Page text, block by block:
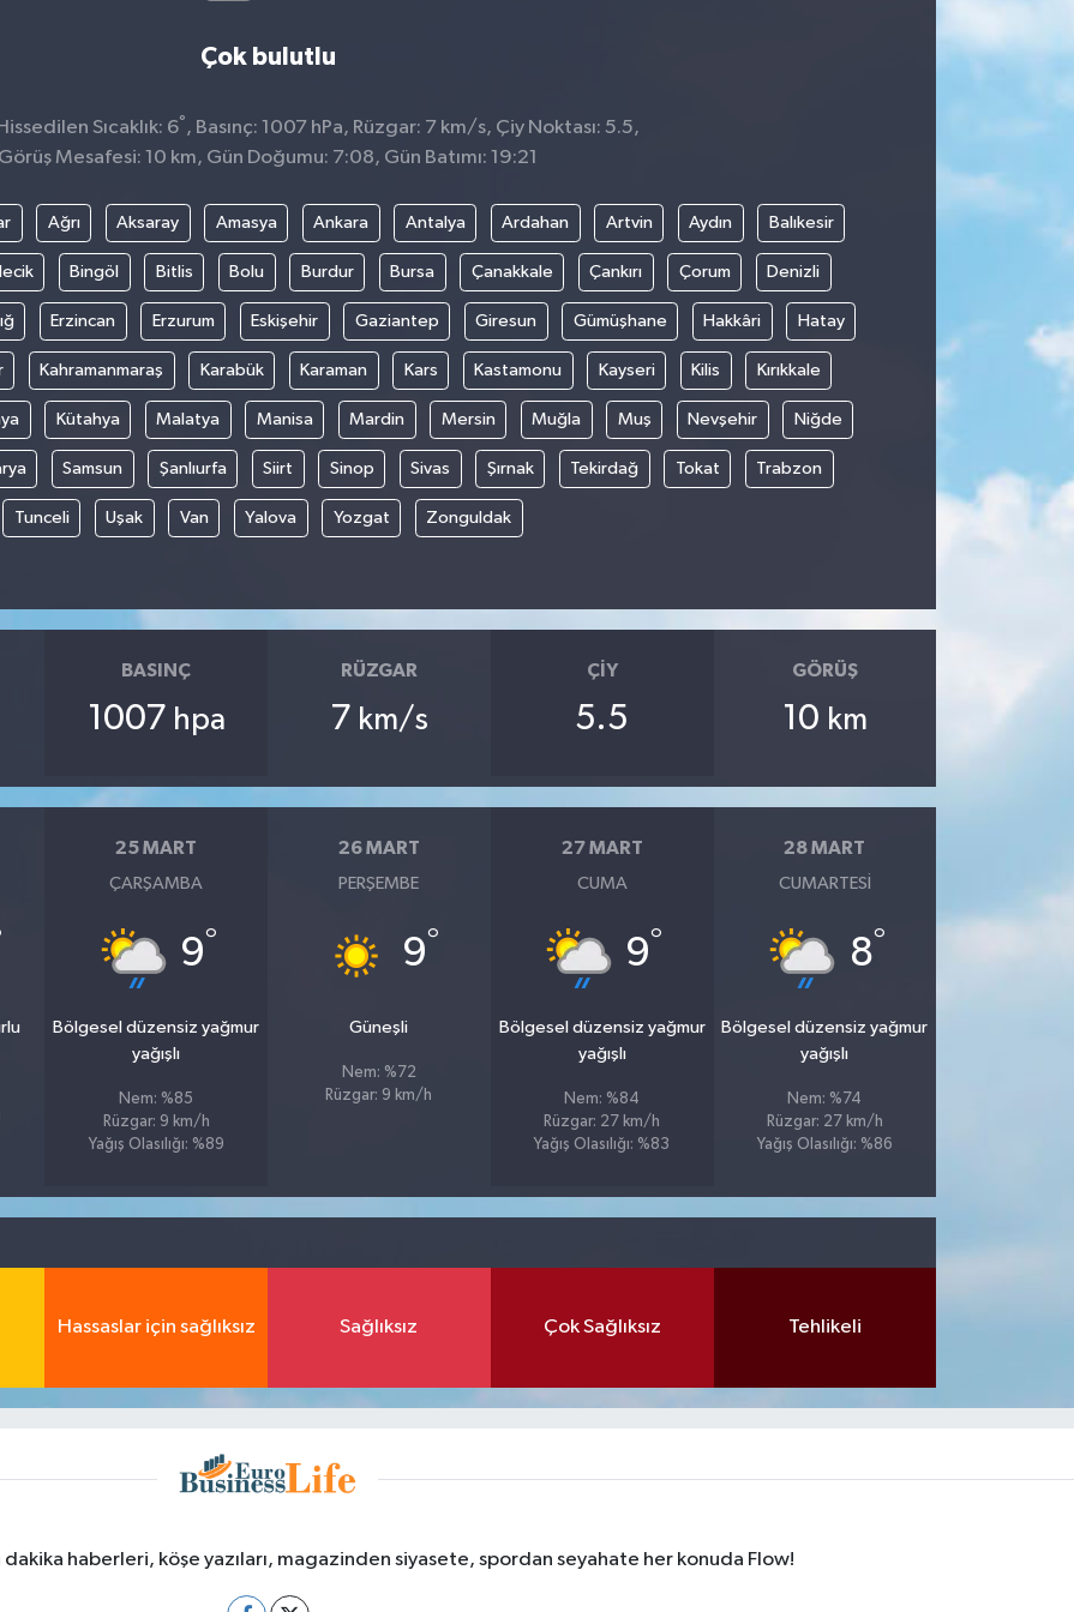
Çok bulutlu
Sıcaklık: 6° , Basınç: 1007 hPa, Rüzgar: 7 km/s, Çiy Noktası: 5.5,
Görüş Mesafesi: 10 km, Gün Doğumu: 7:08, Gün Batımı: 19:21
Ağrı Aksaray Amasya Ankara Antalya Ardahan Artvin Aydın Balıkesir
Bingöl Bitlis Bolu Burdur Bursa Çanakkale Çankırı Çorum Denizli
Erzincan Erzurum Eskişehir Gaziantep Giresun Gümüşhane Hakkâri Hatay
Kahramanmaraş Karabük Karaman Kars Kastamonu Kayseri Kilis Kırıkkale
Kütahya Malatya Manisa Mardin Mersin Muğla Muş Nevşehir Niğde
Samsun Şanlıurfa Siirt Sinop Sivas Şırnak Tekirdağ Tokat Trabzon
Tunceli Uşak Van Yalova Yozgat Zonguldak
BASINÇ
1007 hpa
RÜZGAR
7 km/s
ÇIY
5.5
GÖRÜŞ
10 km
25 MART
ÇARŞAMBA
9°
Bölgesel düzensiz yağmur
yağışlı
Nem: %85
Rüzgar: 9 km/h
Yağış Olasılığı: %89
26 MART
PERŞEMBE
9°
Güneşli
Nem: %72
Rüzgar: 9 km/h
27 MART
CUMA
9°
Bölgesel düzensiz yağmur
yağışlı
Nem: %84
Rüzgar: 27 km/h
Yağış Olasılığı: %83
28 MART
CUMARTESI
8°
Bölgesel düzensiz yağmur
yağışlı
Nem: %74
Rüzgar: 27 km/h
Yağış Olasılığı: %86
Hassaslar için sağlıksız Sağlıksız Çok Sağlıksız Tehlikeli
haberleri, köşe yazıları, magazinden siyasete, spordan seyahate her konuda Flow!